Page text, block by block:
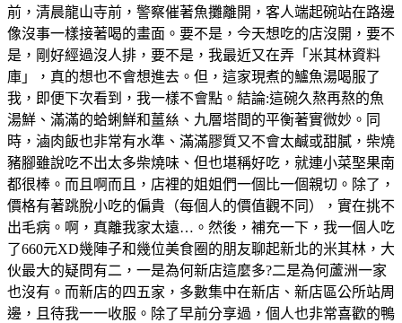
前，清晨龍山寺前，警察催著魚攤離開，客人端起碗站在路邊
像沒事一樣接著喝的畫面。要不是，今天想吃的店沒開，要不
是，剛好經過沒人排，要不是，我最近又在弄「米其林資料
庫」，真的想也不會想進去。但，這家現煮的鱸魚湯喝服了
我，即便下次看到，我一樣不會點。結論:這碗久熬再熬的魚
湯鮮、滿滿的蛤蜊鮮和薑𢇃、九層塔間的平衡著實微妙。同
時，滷肉飯也非常有水準、滿滿膠質又不會太鹹或甜膩，柴燒
豬腳雖說吃不出太多柴燒味、但也堪稱好吃，就連小菜埾果南
都很棒。而且啊而且，店裡的姐姐們一個比一個親切。除了，
價格有著跳脫小吃的偏貴（每個人的價值觀不同），實在挑不
出毛病。啊，真離我家太遠…。然後，補充一下，我一個人吃
了660元XD幾陣子和幾位美食圈的朋友聊起新北的米其林，大
伙最大的疑問有二，一是為何新店這麼多?二是為何蘆洲一家
也沒有。而新店的四五家，多數集中在新店、新店區公所站周
邊，且待我一一收服。除了早前分享過，個人也非常喜歡的鴨